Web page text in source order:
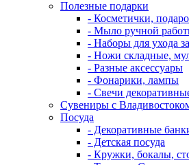
Полезные подарки
- Косметички,
- Мыло ручной
- Наборы для ухода
- Ножи складные,
- Разные аксессуары
- Фонарики, лампы
- Свечи
Сувениры с
Посуда
- Декоративные
- Детская посуда
- Кружки, бокалы,